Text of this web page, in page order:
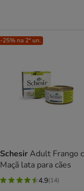
-25% na 2ª un.
SchesirAdult Frango
Maçã lata para cães
4.9
4.9(14)